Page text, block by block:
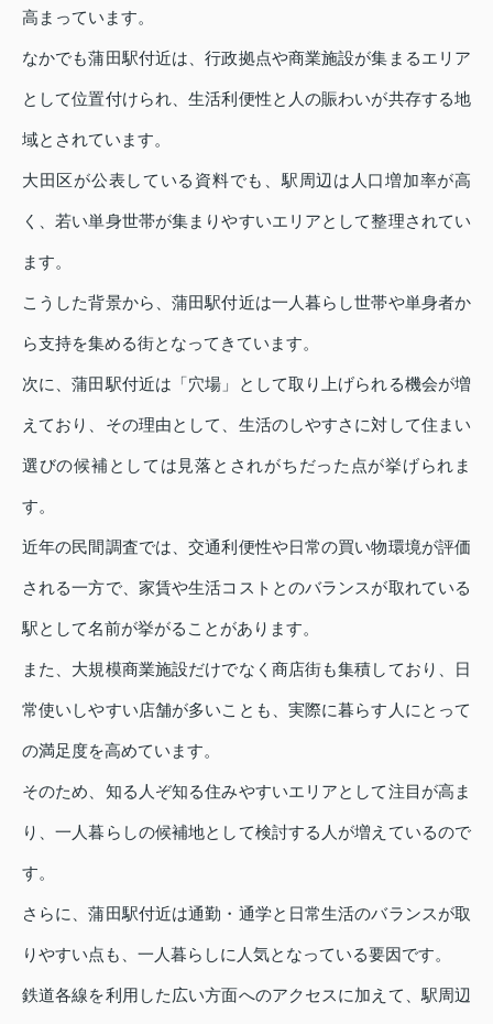
高まっています。
なかでも蒲田駅付近は、行政拠点や商業施設が集まるエリア
として位置付けられ、生活利便性と人の賑わいが共存する地
域とされています。
大田区が公表している資料でも、駅周辺は人口増加率が高
く、若い単身世帯が集まりやすいエリアとして整理されてい
ます。
こうした背景から、蒲田駅付近は一人暮らし世帯や単身者か
ら支持を集める街となってきています。
次に、蒲田駅付近は「穴場」として取り上げられる機会が増
えており、その理由として、生活のしやすさに対して住まい
選びの候補としては見落とされがちだった点が挙げられま
す。
近年の民間調査では、交通利便性や日常の買い物環境が評価
される一方で、家賃や生活コストとのバランスが取れている
駅として名前が挙がることがあります。
また、大規模商業施設だけでなく商店街も集積しており、日
常使いしやすい店舗が多いことも、実際に暮らす人にとって
の満足度を高めています。
そのため、知る人ぞ知る住みやすいエリアとして注目が高ま
り、一人暮らしの候補地として検討する人が増えているので
す。
さらに、蒲田駅付近は通勤・通学と日常生活のバランスが取
りやすい点も、一人暮らしに人気となっている要因です。
鉄道各線を利用した広い方面へのアクセスに加えて、駅周辺